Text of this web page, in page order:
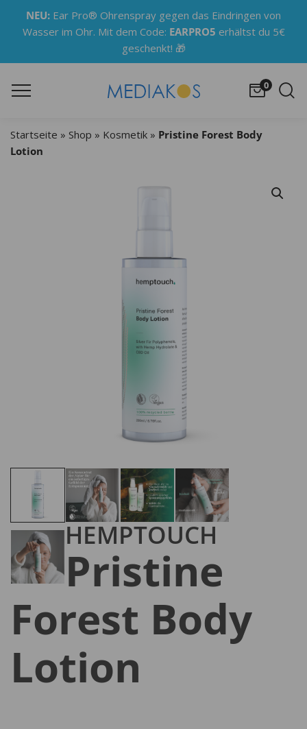
NEU: Ear Pro® Ohrenspray gegen das Eindringen von
Wasser im Ohr. Mit dem Code: EARPRO5 erhältst du 5€
geschenkt! 🎁
0
Startseite » Shop » Kosmetik » Pristine Forest Body
Lotion
HEMPTOUCH
Pristine
Forest Body
Lotion